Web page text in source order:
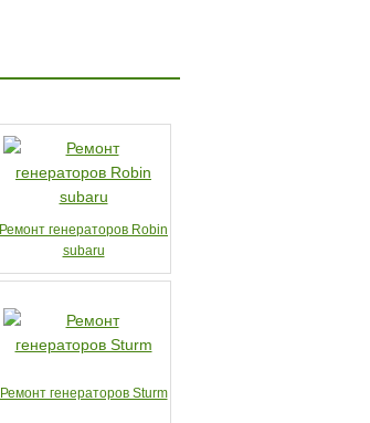
Ремонт генераторов Robin
subaru
Ремонт генераторов Sturm